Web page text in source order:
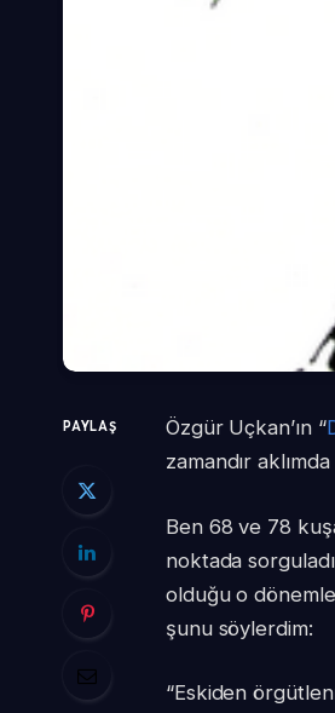
PAYLAŞ Özgür Uçkan’ın “
zamandır
Ben 68 ve 78
noktada
olduğu o
şunu söylerdim:
“Eskiden